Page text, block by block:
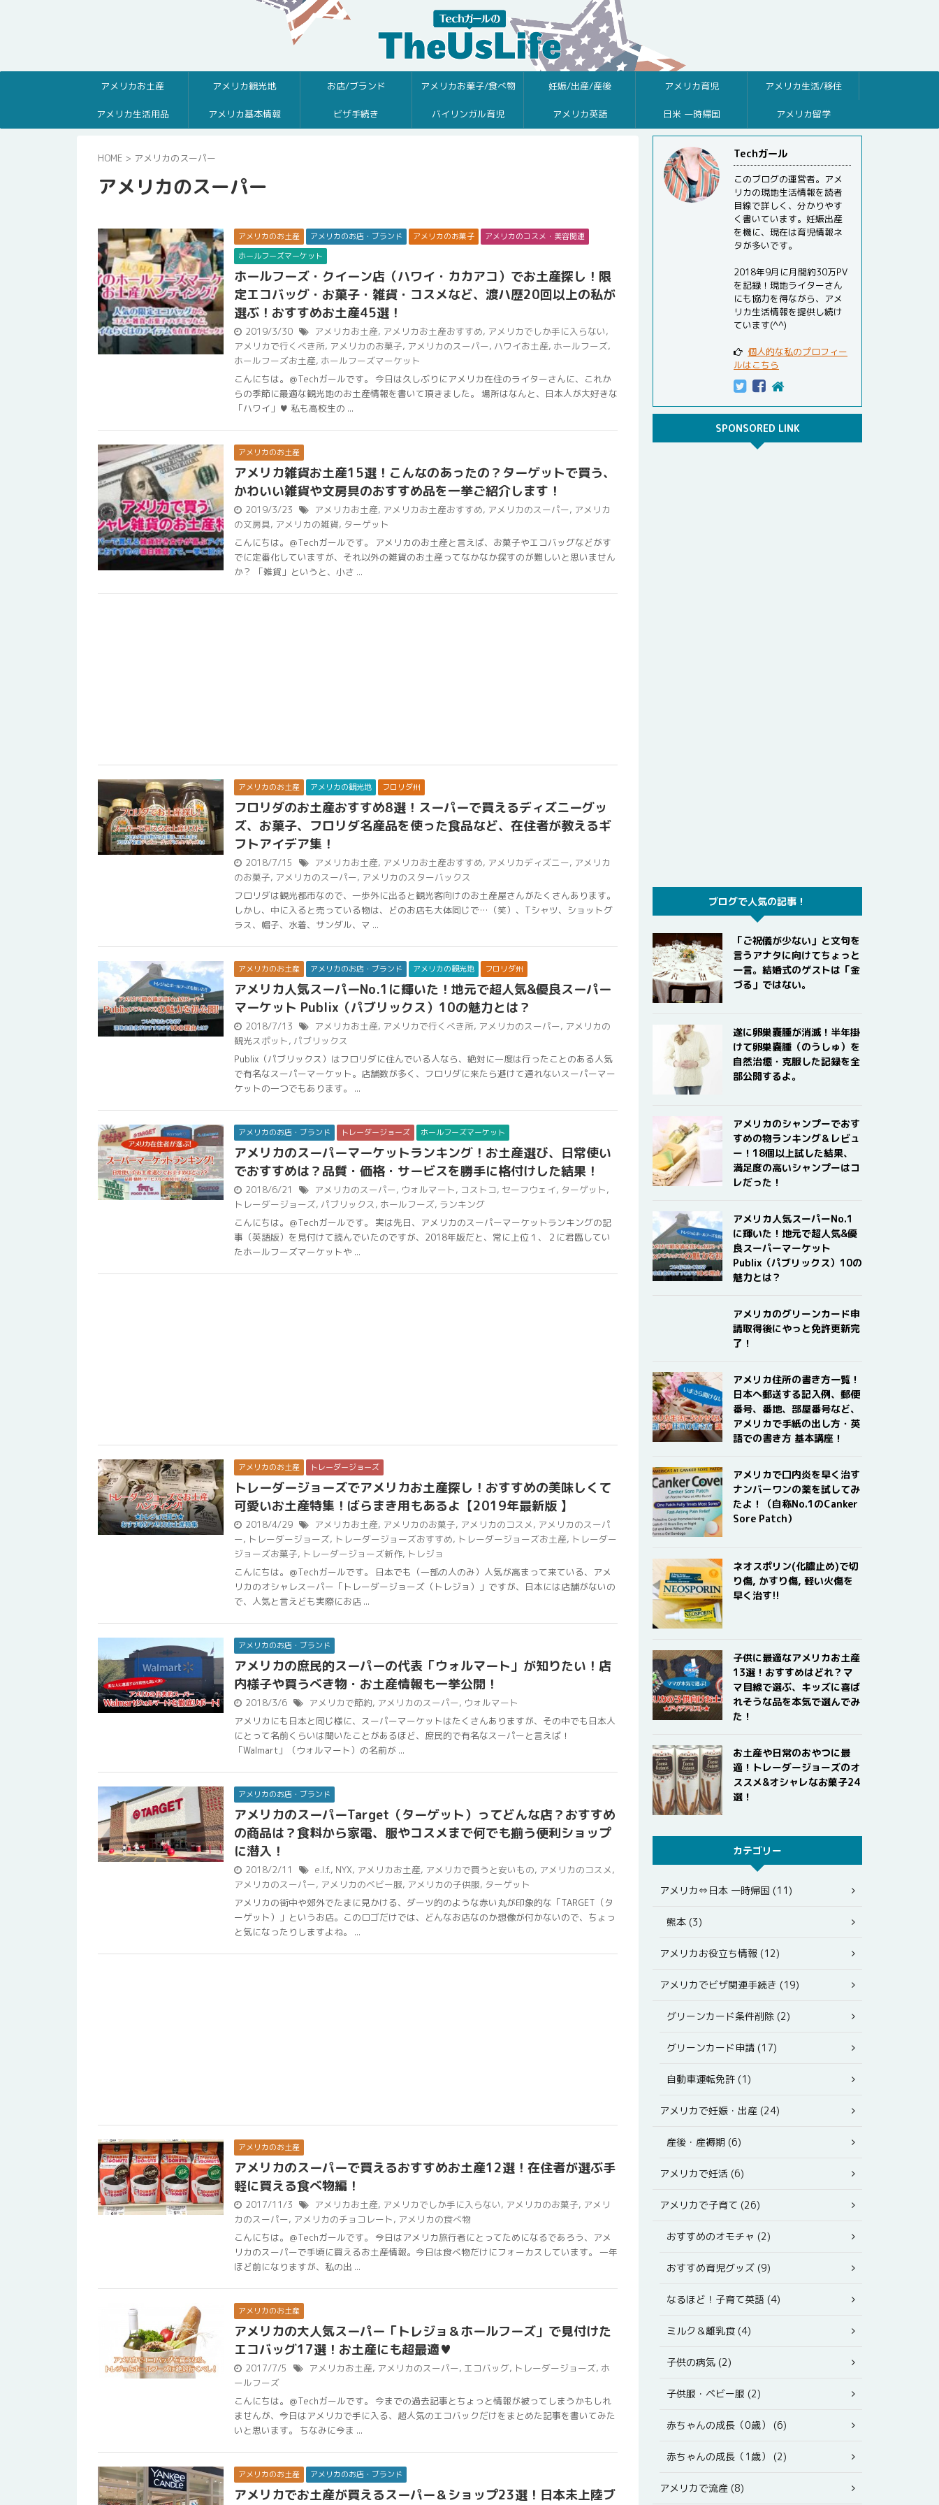
アメリカお土産 アメリカ観光地 お店/ブランド アメリカお菓子/食べ物 妊娠/出産/産後 アメリカ育児 アメリカ生活/移住
アメリカ生活用品 アメリカ基本情報 ビザ手続き バイリンガル育児 アメリカ英語 日米 一時帰国 アメリカ留学
HOME > アメリカのスーパー
アメリカのスーパー
アメリカのお土産 アメリカのお店・ブランド アメリカのお菓子
アメリカのコスメ・美容関連
ホールフーズマーケット
ホールフーズ・クイーン店（ハワイ・カカアコ）でお土産探し！限
定エコバッグ・お菓子・雑貨・コスメなど、渡ハ歴20回以上の私が
選ぶ！おすすめお土産45選！
2019/3/30 アメリカお土産, アメリカお土産おすすめ, アメリカでしか手に入らない,
アメリカで行くべき所, アメリカのお菓子, アメリカのスーパー, ハワイお土産, ホールフーズ,
ホールフーズお土産, ホールフーズマーケット
こんにちは。＠Techガールです。 今日は久しぶりにアメリカ在住のライターさんに、これか
らの季節に最適な観光地のお土産情報を書いて頂きました。 場所はなんと、日本人が大好きな
「ハワイ」♥ 私も高校生の ...
アメリカのお土産
アメリカ雑貨お土産15選！こんなのあったの？ターゲットで買う、
かわいい雑貨や文房具のおすすめ品を一挙ご紹介します！
2019/3/23 アメリカお土産, アメリカお土産おすすめ, アメリカのスーパー, アメリカ
の文房具, アメリカの雑貨, ターゲット
こんにちは。＠Techガールです。 アメリカのお土産と言えば、お菓子やエコバッグなどがす
でに定番化していますが、それ以外の雑貨のお土産ってなかなか探すのが難しいと思いません
か？ 「雑貨」というと、小さ ...
アメリカのお土産 アメリカの観光地 フロリダ州
フロリダのお土産おすすめ8選！スーパーで買えるディズニーグッ
ズ、お菓子、フロリダ名産品を使った食品など、在住者が教えるギ
フトアイデア集！
2018/7/15 アメリカお土産, アメリカお土産おすすめ, アメリカディズニー, アメリカ
のお菓子, アメリカのスーパー, アメリカのスターバックス
フロリダは観光都市なので、一歩外に出ると観光客向けのお土産屋さんがたくさんあります。
しかし、中に入ると売っている物は、どのお店も大体同じで…（笑）、Tシャツ、ショットグ
ラス、帽子、水着、サンダル、マ ...
アメリカのお土産 アメリカのお店・ブランド アメリカの観光地 フロリダ州
アメリカ人気スーパーNo.1に輝いた！地元で超人気&優良スーパー
マーケット Publix（パブリックス）10の魅力とは？
2018/7/13 アメリカお土産, アメリカで行くべき所, アメリカのスーパー, アメリカの
観光スポット, パブリックス
Publix（パブリックス）はフロリダに住んでいる人なら、絶対に一度は行ったことのある人気
で有名なスーパーマーケット。店舗数が多く、フロリダに来たら避けて通れないスーパーマー
ケットの一つでもあります。 ...
アメリカのお店・ブランド トレーダージョーズ ホールフーズマーケット
アメリカのスーパーマーケットランキング！お土産選び、日常使い
でおすすめは？品質・価格・サービスを勝手に格付けした結果！
2018/6/21 アメリカのスーパー, ウォルマート, コストコ, セーフウェイ, ターゲット,
トレーダージョーズ, パブリックス, ホールフーズ, ランキング
こんにちは。＠Techガールです。 実は先日、アメリカのスーパーマーケットランキングの記
事（英語版）を見付けて読んでいたのですが、2018年版だと、常に上位１、２に君臨してい
たホールフーズマーケットや ...
アメリカのお土産 トレーダージョーズ
トレーダージョーズでアメリカお土産探し！おすすめの美味しくて
可愛いお土産特集！ばらまき用もあるよ【2019年最新版 】
2018/4/29 アメリカお土産, アメリカのお菓子, アメリカのコスメ, アメリカのスーパ
ー, トレーダージョーズ, トレーダージョーズおすすめ, トレーダージョーズお土産, トレーダー
ジョーズお菓子, トレーダージョーズ新作, トレジョ
こんにちは。＠Techガールです。 日本でも（一部の人のみ）人気が高まって来ている、アメ
リカのオシャレスーパー「トレーダージョーズ（トレジョ）」ですが、日本には店舗がないの
で、人気と言えども実際にお店 ...
アメリカのお店・ブランド
アメリカの庶民的スーパーの代表「ウォルマート」が知りたい！店
内様子や買うべき物・お土産情報も一挙公開！
2018/3/6 アメリカで節約, アメリカのスーパー, ウォルマート
アメリカにも日本と同じ様に、スーパーマーケットはたくさんありますが、その中でも日本人
にとって名前くらいは聞いたことがあるほど、庶民的で有名なスーパーと言えば！
「Walmart」（ウォルマート）の名前が ...
アメリカのお店・ブランド
アメリカのスーパーTarget（ターゲット）ってどんな店？おすすめ
の商品は？食料から家電、服やコスメまで何でも揃う便利ショップ
に潜入！
2018/2/11 e.l.f., NYX, アメリカお土産, アメリカで買うと安いもの, アメリカのコスメ,
アメリカのスーパー, アメリカのベビー服, アメリカの子供服, ターゲット
アメリカの街中や郊外でたまに見かける、ダーツ的のような赤い丸が印象的な「TARGET（タ
ーゲット）」というお店。このロゴだけでは、どんなお店なのか想像が付かないので、ちょっ
と気になったりしますよね。 ...
アメリカのお土産
アメリカのスーパーで買えるおすすめお土産12選！在住者が選ぶ手
軽に買える食べ物編！
2017/11/3 アメリカお土産, アメリカでしか手に入らない, アメリカのお菓子, アメリ
カのスーパー, アメリカのチョコレート, アメリカの食べ物
こんにちは。＠Techガールです。 今日はアメリカ旅行者にとってためになるであろう、アメ
リカのスーパーで手頃に買えるお土産情報。今日は食べ物だけにフォーカスしています。 一年
ほど前になりますが、私の出 ...
アメリカのお土産
アメリカの大人気スーパー「トレジョ＆ホールフーズ」で見付けた
エコバッグ17選！お土産にも超最適♥
2017/7/5 アメリカお土産, アメリカのスーパー, エコバッグ, トレーダージョーズ, ホ
ールフーズ
こんにちは。＠Techガールです。 今までの過去記事とちょっと情報が被ってしまうかもしれ
ませんが、今日はアメリカで手に入る、超人気のエコバックだけをまとめた記事を書いてみた
いと思います。 ちなみに今ま ...
アメリカのお土産 アメリカのお店・ブランド
アメリカでお土産が買えるスーパー＆ショップ23選！日本未上陸ブ
Techガール
このブログの運営者。アメ
リカの現地生活情報を読者
目線で詳しく、分かりやす
く書いています。妊娠出産
を機に、現在は育児情報ネ
タが多いです。
2018年9月に月間約30万PV
を記録！現地ライターさん
にも協力を得ながら、アメ
リカ生活情報を提供し続け
ています(^^)
個人的な私のプロフィー
ルはこちら
SPONSORED LINK
ブログで人気の記事！
「ご祝儀が少ない」と文句を
言うアナタに向けてちょっと
一言。結婚式のゲストは「金
づる」ではない。
遂に卵巣嚢腫が消滅！半年掛
けて卵巣嚢腫（のうしゅ）を
自然治癒・克服した記録を全
部公開するよ。
アメリカのシャンプーでおす
すめの物ランキング＆レビュ
ー！18個以上試した結果、
満足度の高いシャンプーはコ
レだった！
アメリカ人気スーパーNo.1
に輝いた！地元で超人気&優
良スーパーマーケット
Publix（パブリックス）10の
魅力とは？
アメリカのグリーンカード申
請取得後にやっと免許更新完
了！
アメリカ住所の書き方一覧！
日本へ郵送する記入例、郵便
番号、番地、部屋番号など、
アメリカで手紙の出し方・英
語での書き方 基本講座！
アメリカで口内炎を早く治す
ナンバーワンの薬を試してみ
たよ！（自称No.1のCanker
Sore Patch）
ネオスポリン(化膿止め)で切
り傷, かすり傷, 軽い火傷を
早く治す!!
子供に最適なアメリカお土産
13選！おすすめはどれ？マ
マ目線で選ぶ、キッズに喜ば
れそうな品を本気で選んでみ
た！
お土産や日常のおやつに最
適！トレーダージョーズのオ
ススメ&オシャレなお菓子24
選！
カテゴリー
アメリカ⇔日本 一時帰国 (11)
熊本 (3)
アメリカお役立ち情報 (12)
アメリカでビザ関連手続き (19)
グリーンカード条件削除 (2)
グリーンカード申請 (17)
自動車運転免許 (1)
アメリカで妊娠・出産 (24)
産後・産褥期 (6)
アメリカで妊活 (6)
アメリカで子育て (26)
おすすめのオモチャ (2)
おすすめ育児グッズ (9)
なるほど！子育て英語 (4)
ミルク＆離乳食 (4)
子供の病気 (2)
子供服・ベビー服 (2)
赤ちゃんの成長（0歳） (6)
赤ちゃんの成長（1歳） (2)
アメリカで流産 (8)